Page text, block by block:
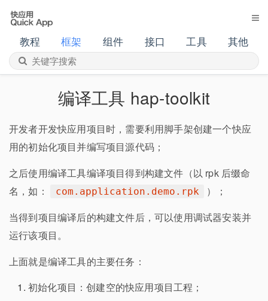
教程 框架 组件 接口 工具 其他
编译工具 hap-toolkit
开发者开发快应用项目时，需要利用脚手架创建一个快应
用的初始化项目并编写项目源代码；
之后使用编译工具编译项目得到构建文件（以 rpk 后缀命
名，如：
com.application.demo.rpk
）；
当得到项目编译后的构建文件后，可以使用调试器安装并
运行该项目。
上面就是编译工具的主要任务：
初始化项目：创建空的快应用项目工程；